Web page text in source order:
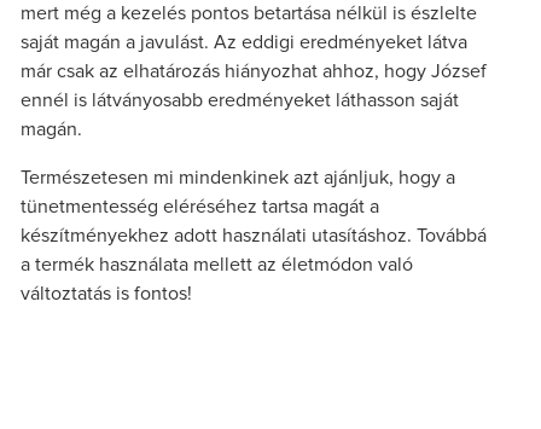
mert még a kezelés pontos betartása nélkül is észlelte
saját magán a javulást. Az eddigi eredményeket látva
már csak az elhatározás hiányozhat ahhoz, hogy József
ennél is látványosabb eredményeket láthasson saját
magán.
Természetesen mi mindenkinek azt ajánljuk, hogy a
tünetmentesség eléréséhez tartsa magát a
készítményekhez adott használati utasításhoz. Továbbá
a termék használata mellett az életmódon való
változtatás is fontos!